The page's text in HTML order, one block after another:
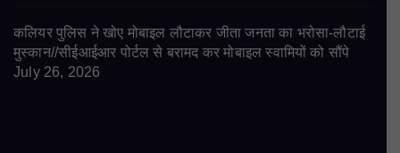
कलियर पुलिस ने खोए मोबाइल लौटाकर जीता जनता का भरोसा-लौटाई
मुस्कान//सीईआईआर पोर्टल से बरामद कर मोबाइल स्वामियों को सौंपे
July 26, 2026